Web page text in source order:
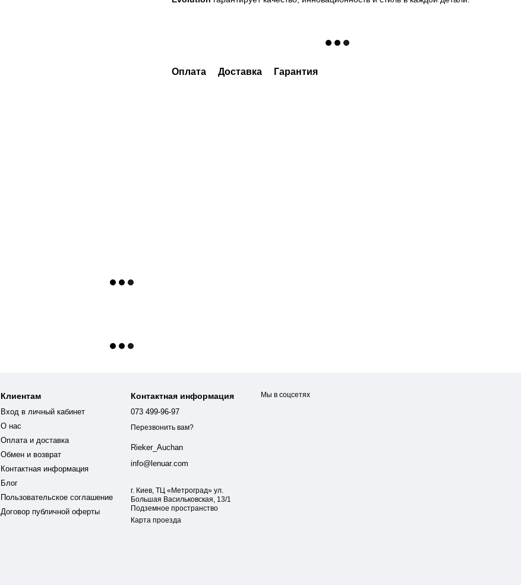
Оплата Доставка Гарантия
Клиентам
Вход в личный кабинет
О нас
Оплата и доставка
Обмен и возврат
Контактная информация
Блог
Пользовательское соглашение
Договор публичной оферты
Контактная информация
073 499-96-97
Перезвонить вам?
Rieker_Auchan
info@lenuar.com
г. Киев, ТЦ «Метроград» ул.
Большая Васильковская, 13/1
Подземное пространство
Карта проезда
Мы в соцсетях